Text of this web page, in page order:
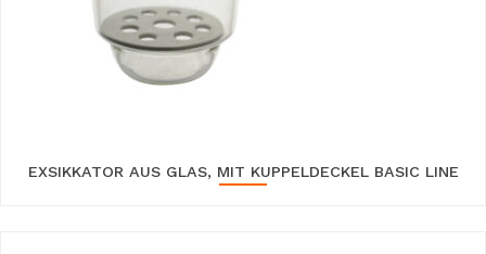
EXSIKKATOR AUS GLAS, MIT KUPPELDECKEL BASIC LINE